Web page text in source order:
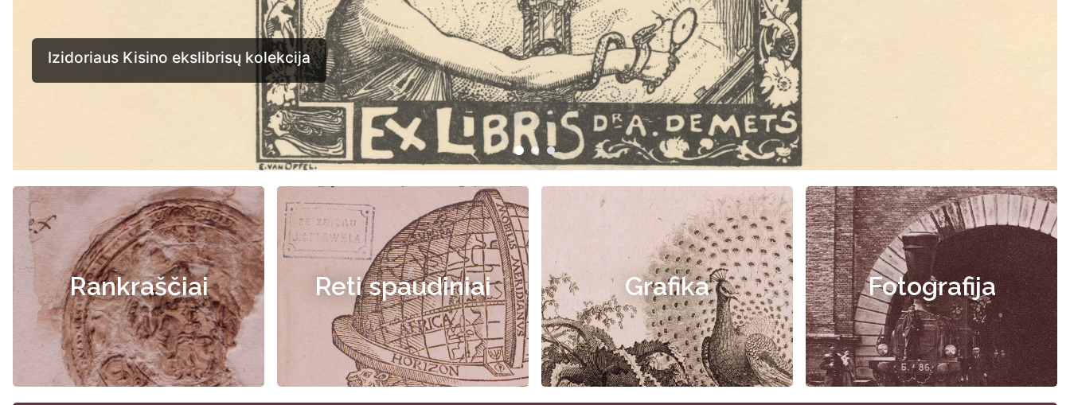
Rankraščiai Reti spaudiniai Grafika Fotografija